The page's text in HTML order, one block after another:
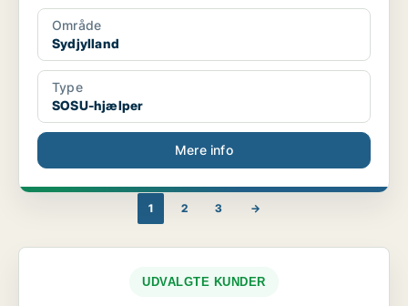
Område
Sydjylland
Type
SOSU-hjælper
Mere info
1 2 3 →
UDVALGTE KUNDER